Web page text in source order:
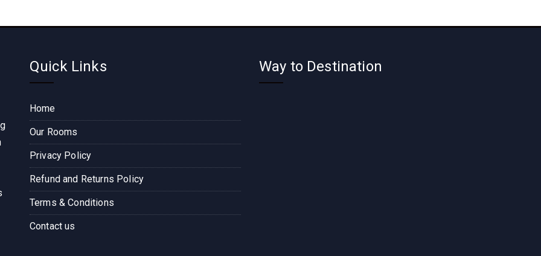
Quick Links
Home
Our Rooms
Privacy Policy
Refund and Returns Policy
Terms & Conditions
Contact us
Way to Destination